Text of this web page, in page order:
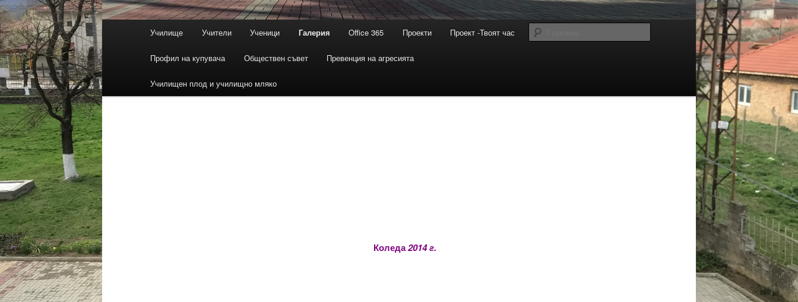
Към
основното
съдържание
Училище Учители Ученици Галерия Office 365 Проекти Проект -Твоят час
Профил на купувача Обществен съвет Превенция на агресията
Училищен плод и училищно мляко
Коледа2014 г.